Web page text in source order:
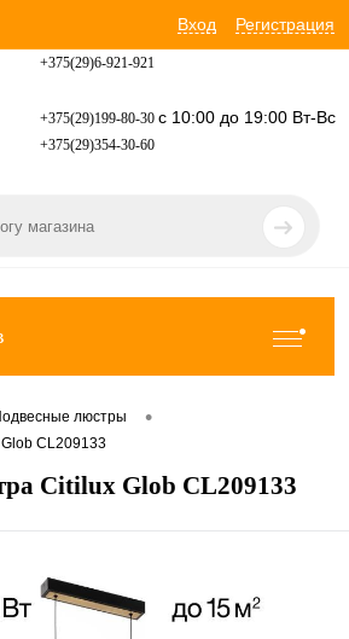
Вход Регистрация
+375(29)6-921-921
+375(29)199-80-30 с 10:00 до 19:00 Вт-Вс
+375(29)354-30-60
люстры •
CL209133
Citilux Glob CL209133